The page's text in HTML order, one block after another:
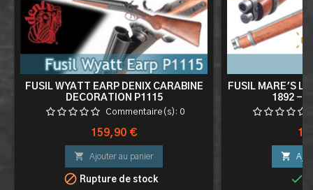
FUSIL WYATT EARP DENIX CARABINE
DECORATION P1115
Commentaire(s): 0
Prix
159,90 €
 Ajouter au panier
 Rupture de stock
FUSIL MARE'S
1892 -

